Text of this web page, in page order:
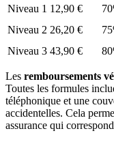
Niveau 1 12,90 €
Niveau 2 26,20 €
Niveau 3 43,90 €
Les remboursements
Toutes les formules
téléphonique et une
accidentelles. Cela
assurance qui